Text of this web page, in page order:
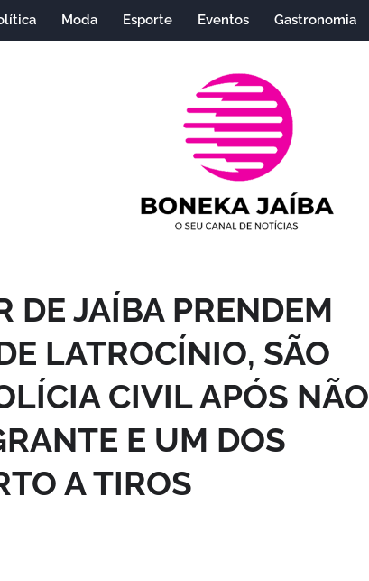
Moda Esporte Eventos Gastronomia
DE JAÍBA PRENDEM
LATROCÍNIO, SÃO
CIVIL APÓS NÃO
E UM DOS
A TIROS